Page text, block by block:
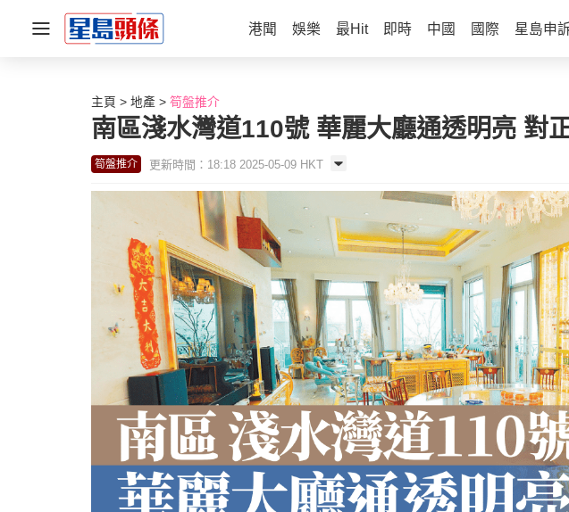
港聞 娛樂 最Hit 即時 中國 國際 星島申
主頁 地產 筍盤推介
南區淺水灣道110號 華麗大廳通透明亮 對
筍盤推介 更新時間：18:18 2025-05-09 HKT